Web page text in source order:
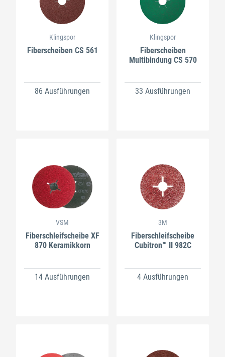
Klingspor
Fiberscheiben CS 561
86 Ausführungen
Klingspor
Fiberscheiben
Multibindung CS 570
33 Ausführungen
VSM
Fiberschleifscheibe XF
870 Keramikkorn
14 Ausführungen
3M
Fiberschleifscheibe
Cubitron™ II 982C
4 Ausführungen